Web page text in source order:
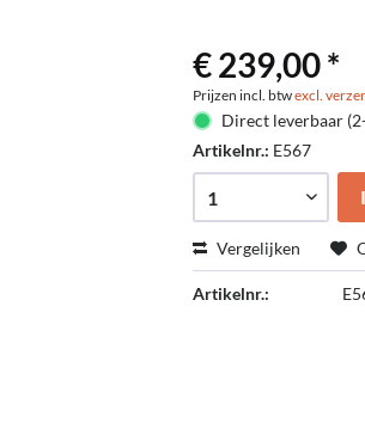
€ 239,00 *
Prijzen incl. btwexcl.
Direct leverbaar
Artikelnr.: E567
Vergelijken
Artikelnr.: